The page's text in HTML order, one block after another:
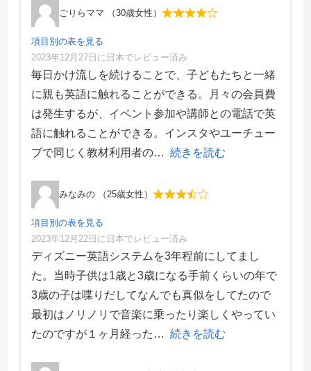
ごりらママ （30歳女性）
項目別の表を見る
項目別評価
価格・料金
5
学習効果
4
サポート体制
4
デザイン性
3
2023年12月27日に日本でレビュー済み
毎日かけ流しを続けることで、子どもたちと一緒
に親も英語に触れることができる。月々の会員費
は発生するが、イベント参加や講師との電話で英
語に触れることができる。インスタやユーチュー
ブで同じく教材利用者の
続きを読む
みなみの （25歳女性）
項目別の表を見る
項目別評価
価格・料金
3
学習効果
3
サポート体制
5
デザイン性
2
2023年12月22日に日本でレビュー済み
ディズニー英語システムを3年程前にしてまし
た。当時子供は1歳と3歳になる手前くらいの年で
3歳の子は喋りだしてなんでも真似をしてたので
最初はノリノリで音楽に乗ったり楽しくやってい
たのですが１ヶ月経った
続きを読む